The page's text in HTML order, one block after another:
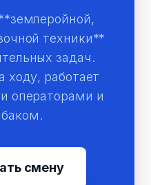
техники**
задач.
ходу, работает
операторами и
смену